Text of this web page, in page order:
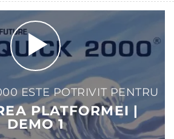
ESTE POTRIVIT PENTRU
PLATFORMEI |
DEMO 1